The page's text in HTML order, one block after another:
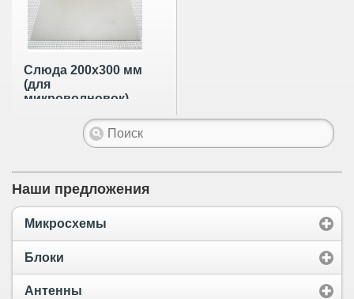
Слюда 200х300 мм
(для
микроволновок)
Наши предложения
Микросхемы
Блоки
Антенны